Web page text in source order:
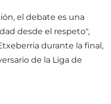
el debate es una
desde el respeto",
durante la final,
de la Liga de